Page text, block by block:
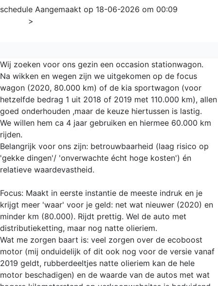
schedule Aangemaakt op 18-06-2026 om 00:09
>
Wij zoeken voor ons gezin een occasion stationwagon.
Na wikken en wegen zijn we uitgekomen op de focus
wagon (2020, 80.000 km) of de kia sportwagon (voor
hetzelfde bedrag 1 uit 2018 of 2019 met 110.000 km), allen
goed onderhouden ,maar de keuze hiertussen is lastig.
We willen hem ca 4 jaar gebruiken en hiermee 60.000 km
rijden.
Belangrijk voor ons zijn: betrouwbaarheid (laag risico op
'gekke dingen'/ 'onverwachte écht hoge kosten') én
relatieve waardevastheid.
Focus: Maakt in eerste instantie de meeste indruk en je
krijgt meer 'waar' voor je geld: net wat nieuwer (2020) en
minder km (80.000). Rijdt prettig. Wel de auto met
distributieketting, maar nog natte olieriem.
Wat me zorgen baart is: veel zorgen over de ecoboost
motor (mij onduidelijk of dit ook nog voor de versie vanaf
2019 geldt, rubberdeeltjes natte olieriem kan de hele
motor beschadigen) en de waarde van de autos met wat